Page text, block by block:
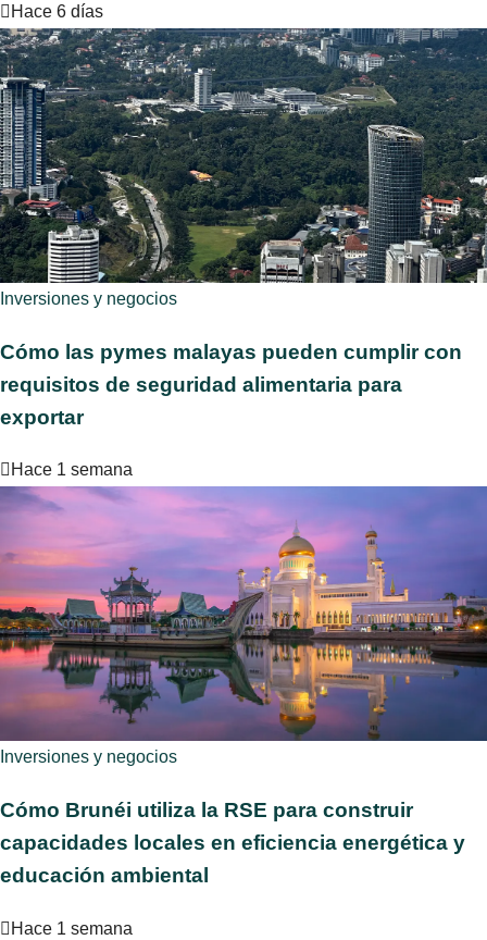
Hace 6 días
Inversiones y negocios
Cómo las pymes malayas pueden cumplir con
requisitos de seguridad alimentaria para
exportar
Hace 1 semana
Inversiones y negocios
Cómo Brunéi utiliza la RSE para construir
capacidades locales en eficiencia energética y
educación ambiental
Hace 1 semana